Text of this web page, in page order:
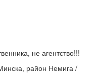
не агентство!!!
район Немига /